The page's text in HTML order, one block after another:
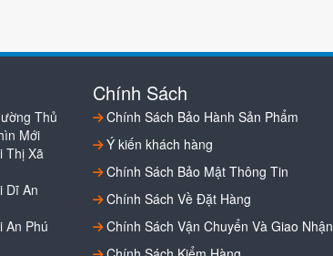
Thủ
Mới
Thị Xã
Dĩ An
An Phú
Chính Sách
Chính Sách Bảo Hành Sản Phẩm
Ý kiến khách hàng
Chính Sách Bảo Mật Thông Tin
Chính Sách Về Đặt Hàng
Chính Sách Vận Chuyển Và Giao Nhận